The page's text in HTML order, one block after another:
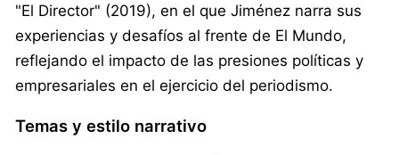
"El Director" (2019), en el que Jiménez narra sus
experiencias y desafíos al frente de El Mundo,
reflejando el impacto de las presiones políticas y
empresariales en el ejercicio del periodismo.
Temas y estilo narrativo